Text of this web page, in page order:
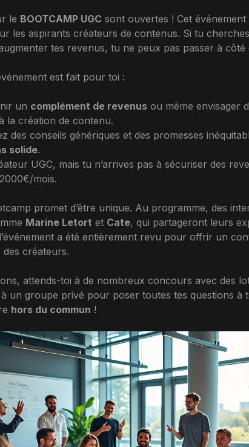
le BOOTCAMP UGC sont ouvertes ! Cet
les aspirants créateurs de contenus. Si tu
tes revenus, tu ne peux pas passer à
est fait pour toi :
un complément de revenus ou même envisager
la création de contenu.
des conseils génériques et des promesses
solide.
UGC, mais tu n’arrives pas à sécuriser des
mois.
promet d’être unique. Au programme, des
Marine Letort et Cate, qui partageront leurs
a été entièrement revu pour offrir un
créateurs.
attends-toi à de nombreux concours avec des
un groupe privé pour poser toutes tes questions à
hors du commun !